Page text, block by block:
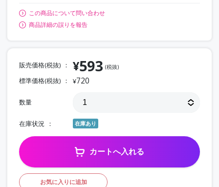
この商品について問い合わせ
商品詳細の誤りを報告
販売価格(税抜) ¥593 (税抜)
標準価格(税抜) ¥720
数量
在庫状況 在庫あり
カートへ入れる
お気に入りに追加